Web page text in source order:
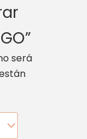
será